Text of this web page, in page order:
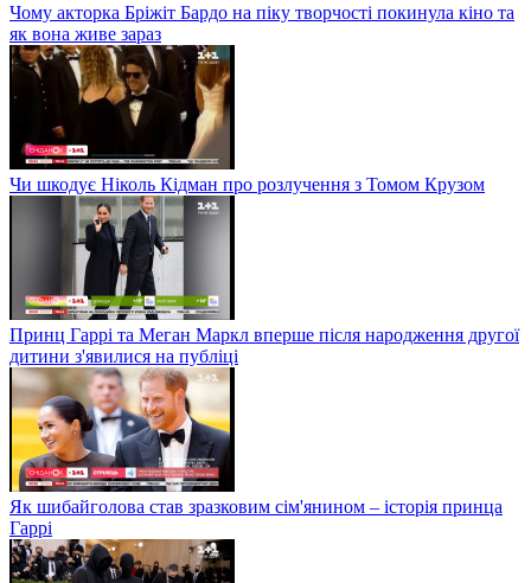
Чому акторка Бріжіт Бардо на піку творчості покинула кіно та
як вона живе зараз
Чи шкодує Ніколь Кідман про розлучення з Томом Крузом
Принц Гаррі та Меган Маркл вперше після народження другої
дитини з'явилися на публіці
Як шибайголова став зразковим сім'янином – історія принца
Гаррі